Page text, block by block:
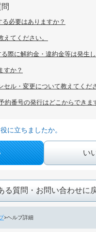
必要はありますか？
てください。
際に解約金・違約金等は発生
すか？
セル・変更について教えてくだ
約番号の発行はどこからできま
に立ちましたか。
い
る質問・お問い合わせに
ヘルプ詳細